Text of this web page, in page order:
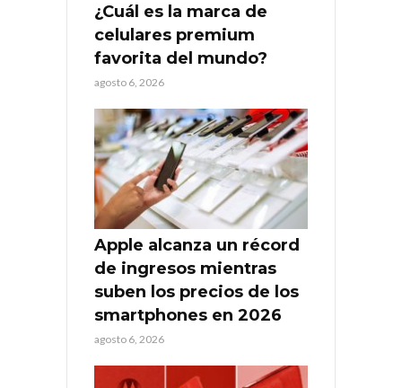
¿Cuál es la marca de
celulares premium
favorita del mundo?
agosto 6, 2026
Apple alcanza un récord
de ingresos mientras
suben los precios de los
smartphones en 2026
agosto 6, 2026